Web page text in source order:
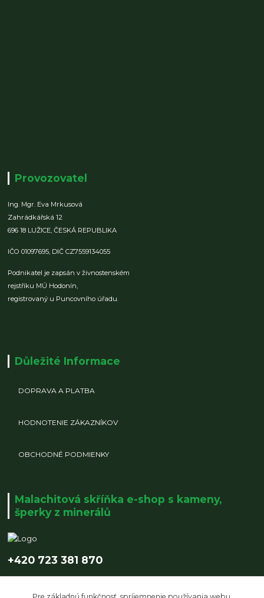
Provozovatel
Ing. Mgr. Eva Mrkusová
Zahrádkářská 12
696 18 LUŽICE,ČESKÁ REPUBLIKA
IČO 01097695, DIČ CZ7559134055
Podnikatel je zapsán v živnostenském
rejstříku MÚ Hodonín,
registrovaný u Puncovního úřadu.
Důležité Informace
DOPRAVA A PLATBA
HODNOTENIE ZÁKAZNÍKOV
OBCHODNÉ PODMIENKY
Malachitová skříňka e-shop s kameny,
šperky z minerálů
+420 723 381 870